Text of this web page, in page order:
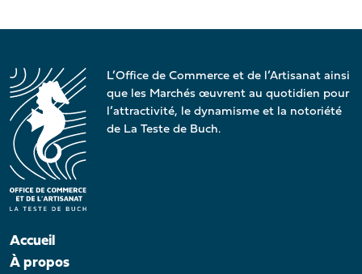
L’Office de Commerce et de l’Artisanat ainsi
que les Marchés œuvrent au quotidien pour
l’attractivité, le dynamisme et la notoriété
de La Teste de Buch.
Accueil
À propos